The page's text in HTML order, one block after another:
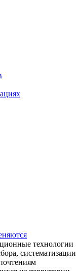
технологии
систематизации